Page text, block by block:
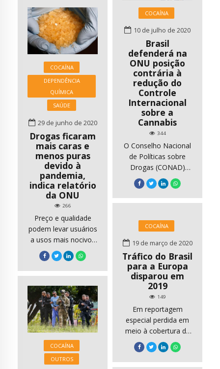
o julgamento foi
marcado para 2 de
agosto. Três
ministros já votaram
em 2015, todos a
favor de derrubar a
tipificação penal do
porte de drogas. O
psiquiatra Ronaldo
Laranjeira, PhD em
dependência […]
Polícia Civil daquele
estado: “As diligências
iniciaram após
denúncias de que um
casal vinha
fabricando doces
misturados com
maconha e vendendo
sob encomenda,
inclusive em escolas
para adolescentes […]
COCAÍNA
10 de julho de 2020
Brasil
defenderá na
ONU posição
contrária à
redução do
Controle
Internacional
sobre a
Cannabis
344
O Conselho Nacional
de Políticas sobre
Drogas (CONAD)
realizou reunião
extraordinária, na 2ª
feira, dia 06 de julho
importantes pontos
de pauta, que
fortalecerão a Política
sobre Drogas no
Brasil. Em um dos
pontos avaliados, o
CONAD rechaçou
todas as seis
recomendações da
Organização Mundial
da Saúde (OMS),
feitas à Comissão de
[…]
COCAÍNA
DEPENDÊNCIA
QUÍMICA
SAÚDE
29 de junho de 2020
Drogas ficaram
mais caras e
menos puras
devido à
pandemia,
indica relatório
da ONU
266
Preço e qualidade
podem levar usuários
a usos mais nocivos
dessas substâncias. A
recessão econômica,
o fechamento de
interrupção do
transporte aéreo e as
medidas de
isolamento têm
de vários tipos de
drogas em países de
COCAÍNA
19 de março de 2020
Tráfico do Brasil
para a Europa
disparou em
2019
149
Em reportagem
especial perdida em
meio à cobertura da
pandemia,
correspondentes
da Reuters informam
COCAÍNA
OUTROS